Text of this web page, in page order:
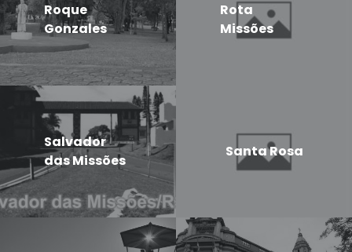
Roque
Gonzales
Rota
Missões
Salvador
das Missões
Santa Rosa